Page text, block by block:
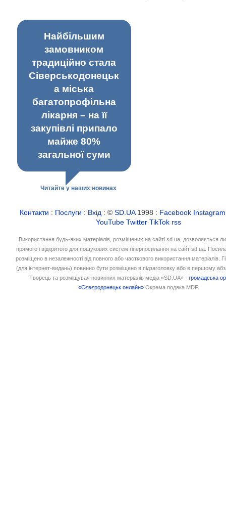
Найбільшим
замовником
традиційно стала
Сіверськодонецьк
а міська
багатопрофільна
лікарня – на її
закупівлі припало
майже 80%
загальної суми
Читайте у наших новинах
Контакти : Послуги : Вхід : ©SD.UA1998 : Facebook Instagram
YouTube Twitter TikTok rss
Використання будь-яких матеріалів, розміщених на сайті sd.ua, дозволяється
прямого і відкритого для пошукових систем гіперпосилання на сайт sd.ua.
розміщено в незалежності від повного або часткового використання матеріалів.
(для інтернет-видань) повинно бути розміщено в підзаголовку або в першому
Творець та розміщувач новинних матеріалів медіа «SD.UA» -громадська
«Сєвєродонецьк онлайн» Окрема подяка MDF.